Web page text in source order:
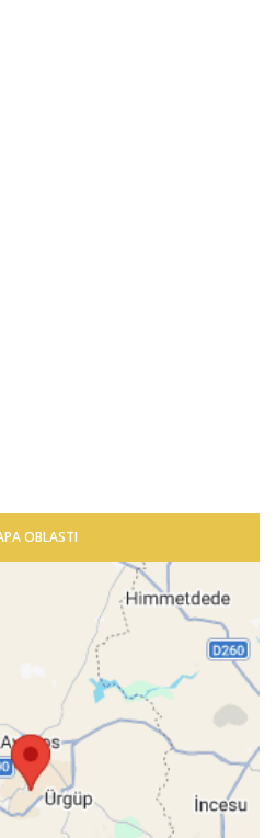
OBLASTI